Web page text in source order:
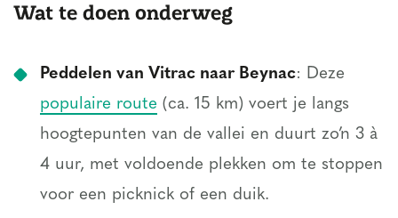
Wat te doen onderweg
Peddelen van Vitrac naar Beynac: Deze
populaire route (ca. 15 km) voert je langs
hoogtepunten van de vallei en duurt zo’n 3 à
4 uur, met voldoende plekken om te stoppen
voor een picknick of een duik.